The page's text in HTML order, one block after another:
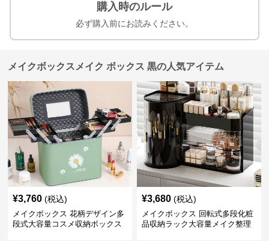
購入時のルール
必ず購入前にお読みください。
メイクボックスメイク ボックス 黒の人気アイテム
¥3,760 (税込)
メイクボックス 花柄デザイン多
段式大容量コスメ収納ボックス
¥3,680 (税込)
メイクボックス 回転式多段化粧
品収納ラック大容量メイク整理